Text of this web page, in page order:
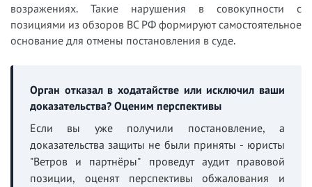
возражениях. Такие нарушения в совокупности с
позициями из обзоров ВС РФ формируют самостоятельное
основание для отмены постановления в суде.
Орган отказал в ходатайстве или исключил ваши
доказательства? Оценим перспективы
Если вы уже получили постановление, а
доказательства защиты не были приняты - юристы
"Ветров и партнёры" проведут аудит правовой
позиции, оценят перспективы обжалования и